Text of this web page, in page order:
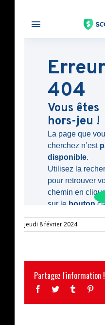
jeudi 8 février 2024
Partagez l'information !
Facebook
Twitter Tumblr